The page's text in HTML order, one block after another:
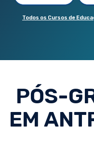
Todos os Cursos de
PÓS-
EM